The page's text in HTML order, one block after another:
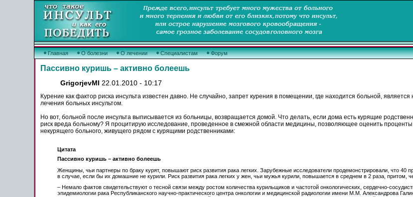
Главная О болезни О лечении Специалистам Форум
Пассивно куришь – активно болеешь
GrigorjevMI 22.01.2010 - 10:17
Курение как фактор риска инсульта известен давно. Не случайно, запрет курения в помещении, где находится больной,
лечения больных инсультом.
Но вот, больной после инсульта выписывается из больницы, возвращается домой. Что делать, если дома есть курящие
риск вреда больному? Я процитирую исследование, проведенное в смежной области медицины, позволяющее оценить проценты
некурящего больного, живущего рядом с курящими родственниками:
Цитата
Пассивно куришь – активно болеешь
Женщины, чьи партнеры по браку курят, повышают риск развития рака легких. Зарубежные исследователи продемонстрировали, что 40
в случае, если бы их домашние не курили. Риск развития рака легких у жен, чьи мужья курили, повышается в среднем в 2 раза, притом,
– Немало фактов свидетельствуют о тесной связи между ростом количества курильщиков и частотой онкологических, сердечно-
эпидемиологии рака Республиканского научно-практического центра онкологии и медицинской радиологии имени М.М. Александрова